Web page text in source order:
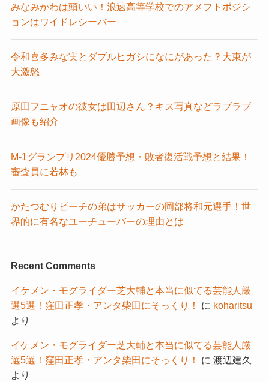
みなみかわは頭いい！浪速高等学校でのアメフトポジシ
ョンはワイドレシーバー
令和喜多みな実とダブルヒガシになにがあった？大東が
大激怒
原田フニャオの彼女は田辺さん？キス写真などラブラブ
画像も紹介
M-1グランプリ2024優勝予想・敗者復活戦予想と結果！
審査員に若林も
かたつむりピーチの弟はサッカーの岡部将和元選手！世
界的に有名なユーチューバーの理由とは
Recent Comments
イケメン・モグライダー芝大輔と本当に似てる芸能人厳
選5選！窪田正孝・アンタ柴田にそっくり！
に koharitsu
より
イケメン・モグライダー芝大輔と本当に似てる芸能人厳
選5選！窪田正孝・アンタ柴田にそっくり！
に 渡辺建久
より